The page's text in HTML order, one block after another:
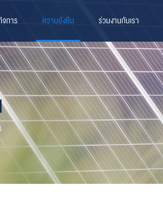
การ ความยั่งยืน ร่วมงานกับเรา